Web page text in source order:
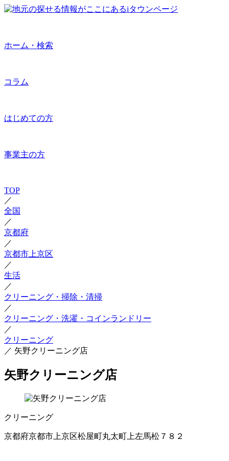
ホーム・検索
コラム
はじめての方
事業主の方
TOP
／
全国
／
京都府
／
京都市上京区
／
生活
／
クリーニング・掃除・清掃
／
クリーニング・洗濯・コインランドリー
／
クリーニング
／ 矢野クリーニング店
矢野クリーニング店
クリーニング
京都府京都市上京区松屋町丸太町上左馬松７８２